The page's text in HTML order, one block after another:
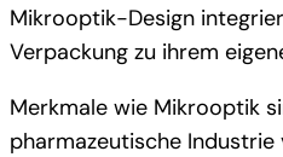
Mikrooptik-Design
Verpackung zu ihrem
Merkmale wie Mikrooptik
pharmazeutische